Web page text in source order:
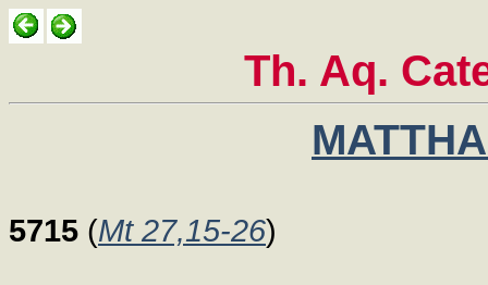
Th. Aq.
5715 (Mt 27,15-26)